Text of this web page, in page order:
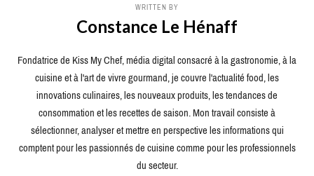
WRITTEN BY
Constance Le Hénaff
Fondatrice de Kiss My Chef, média digital consacré à la gastronomie, à la
cuisine et à l'art de vivre gourmand, je couvre l'actualité food, les
innovations culinaires, les nouveaux produits, les tendances de
consommation et les recettes de saison. Mon travail consiste à
sélectionner, analyser et mettre en perspective les informations qui
comptent pour les passionnés de cuisine comme pour les professionnels
du secteur.